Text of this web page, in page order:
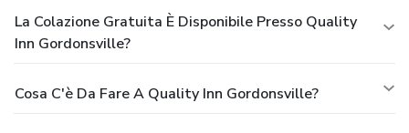
La Colazione Gratuita È Disponibile Presso Quality
Inn Gordonsville?
Cosa C'è Da Fare A Quality Inn Gordonsville?